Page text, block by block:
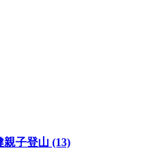
子登山 (13)